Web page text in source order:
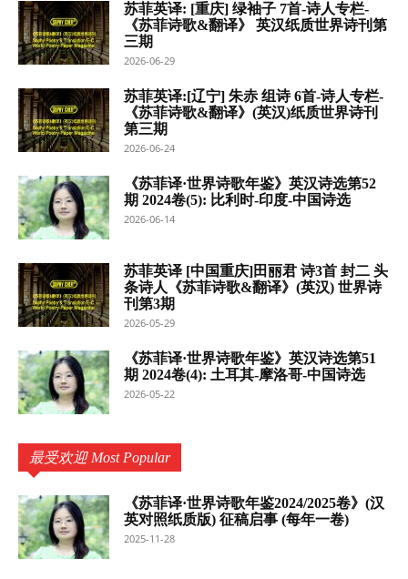
苏菲英译: [重庆] 绿袖子 7首-诗人专栏-
《苏菲诗歌&翻译》 英汉纸质世界诗刊第
三期
2026-06-29
苏菲英译:[辽宁] 朱赤 组诗 6首-诗人专栏-
《苏菲诗歌&翻译》(英汉)纸质世界诗刊
第三期
2026-06-24
《苏菲译·世界诗歌年鉴》英汉诗选第52
期 2024卷(5): 比利时-印度-中国诗选
2026-06-14
苏菲英译 [中国重庆]田丽君 诗3首 封二 头
条诗人《苏菲诗歌&翻译》(英汉) 世界诗
刊第3期
2026-05-29
《苏菲译·世界诗歌年鉴》英汉诗选第51
期 2024卷(4): 土耳其-摩洛哥-中国诗选
2026-05-22
最受欢迎 Most Popular
《苏菲译·世界诗歌年鉴2024/2025卷》(汉
英对照纸质版) 征稿启事 (每年一卷)
2025-11-28